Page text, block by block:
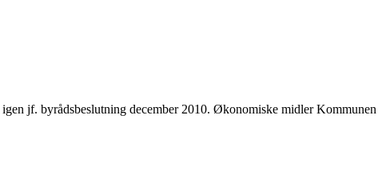
jf. byrådsbeslutning december 2010. Økonomiske midler Kommunen